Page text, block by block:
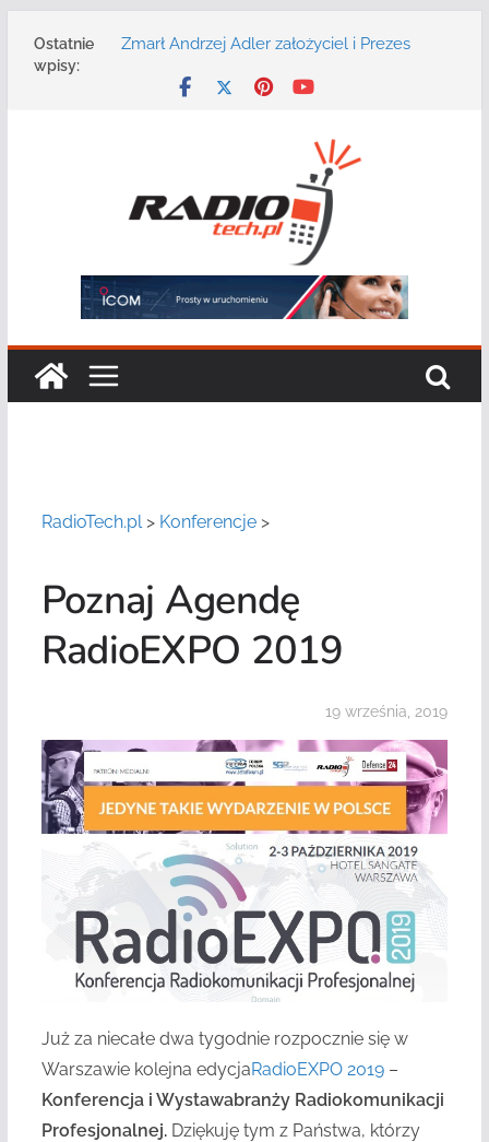
Ostatnie
wpisy:
Zmarł Andrzej Adler założyciel i Prezes
Radmor – największy polski producent
konferencję: „Bezpieczeństwo,
niezawodność i interoperacyjność
systemów teleinformatycznych”
Motorola Solutions oferuje agencjom
bezpieczeństwa publicznego usługę
łączności opartą na chmurze
Najnowszy radiotelefon MOTOTRBO R7 od
Motorola Solutions
RadioTech.pl> Konferencje>
Poznaj Agendę
RadioEXPO 2019
19 września, 2019
Już za niecałe dwa tygodnie rozpocznie się w
Warszawie kolejna edycjaRadioEXPO 2019–
Konferencja i Wystawabranży Radiokomunikacji
Profesjonalnej.Dziękuję tym z Państwa, którzy